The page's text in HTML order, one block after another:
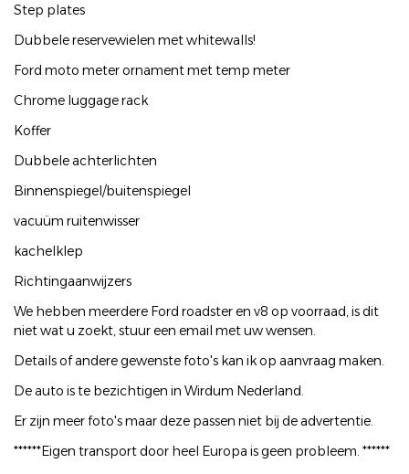
Step plates
Dubbele reservewielen met whitewalls!
Ford moto meter ornament met temp meter
Chrome luggage rack
Koffer
Dubbele achterlichten
Binnenspiegel/buitenspiegel
vacuüm ruitenwisser
kachelklep
Richtingaanwijzers
We hebben meerdere Ford roadster en v8 op voorraad, is dit
niet wat u zoekt, stuur een email met uw wensen.
Details of andere gewenste foto's kan ik op aanvraag maken.
De auto is te bezichtigen in Wirdum Nederland.
Er zijn meer foto's maar deze passen niet bij de advertentie.
******Eigen transport door heel Europa is geen probleem. ******